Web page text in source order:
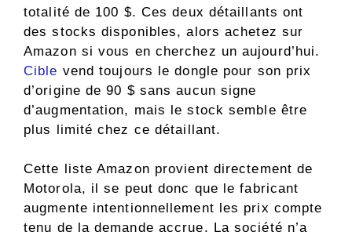
totalité de 100 $. Ces deux détaillants ont
des stocks disponibles, alors achetez sur
Amazon si vous en cherchez un aujourd’hui.
Cible vend toujours le dongle pour son prix
d’origine de 90 $ sans aucun signe
d’augmentation, mais le stock semble être
plus limité chez ce détaillant.
Cette liste Amazon provient directement de
Motorola, il se peut donc que le fabricant
augmente intentionnellement les prix compte
tenu de la demande accrue. La société n’a